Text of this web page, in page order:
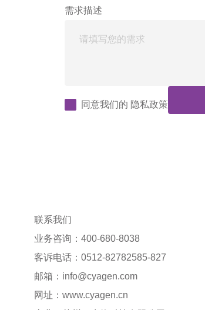
需求描述
同意我们的 隐私政策
联系我们
业务咨询：400-680-8038
客诉电话：0512-82782585-827
邮箱： info@cyagen.com
网址： www.cyagen.cn